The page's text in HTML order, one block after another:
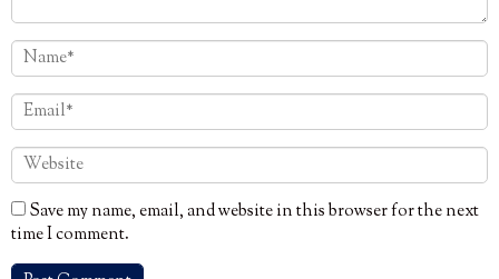
Save my name, email, and website in this browser for the next
time I comment.